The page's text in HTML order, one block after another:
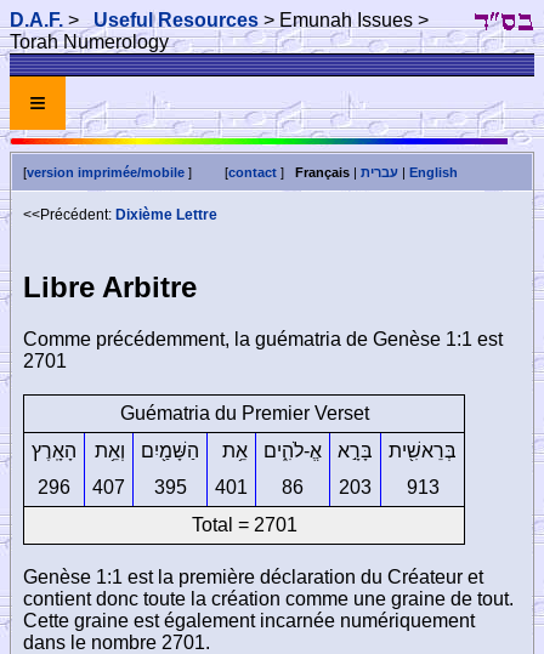
D.A.F. > Useful Resources > Emunah Issues >
Torah Numerology
≡
[version imprimée/mobile ] [contact ] Français | עברית | English
<<Précédent: Dixième Lettre
Libre Arbitre
Comme précédemment, la guématria de Genèse 1:1 est
2701
Guématria du Premier Verset
בְּרֵאשִׁ֖ית
בָּרָ֣א אֱ-לֹהִ֑ים אֵ֥ת הַשָּׁמַ֖יִם וְאֵ֥ת
הָאָֽרֶץ
913
203
86
401
395
407
296
Total = 2701
Genèse 1:1 est la première déclaration du Créateur et
contient donc toute la création comme une graine de tout.
Cette graine est également incarnée numériquement
dans le nombre 2701.